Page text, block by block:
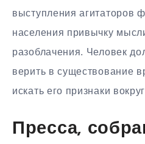
выступления агитаторов
населения привычку
разоблачения. Человек
верить в существование
искать его признаки
Пресса,